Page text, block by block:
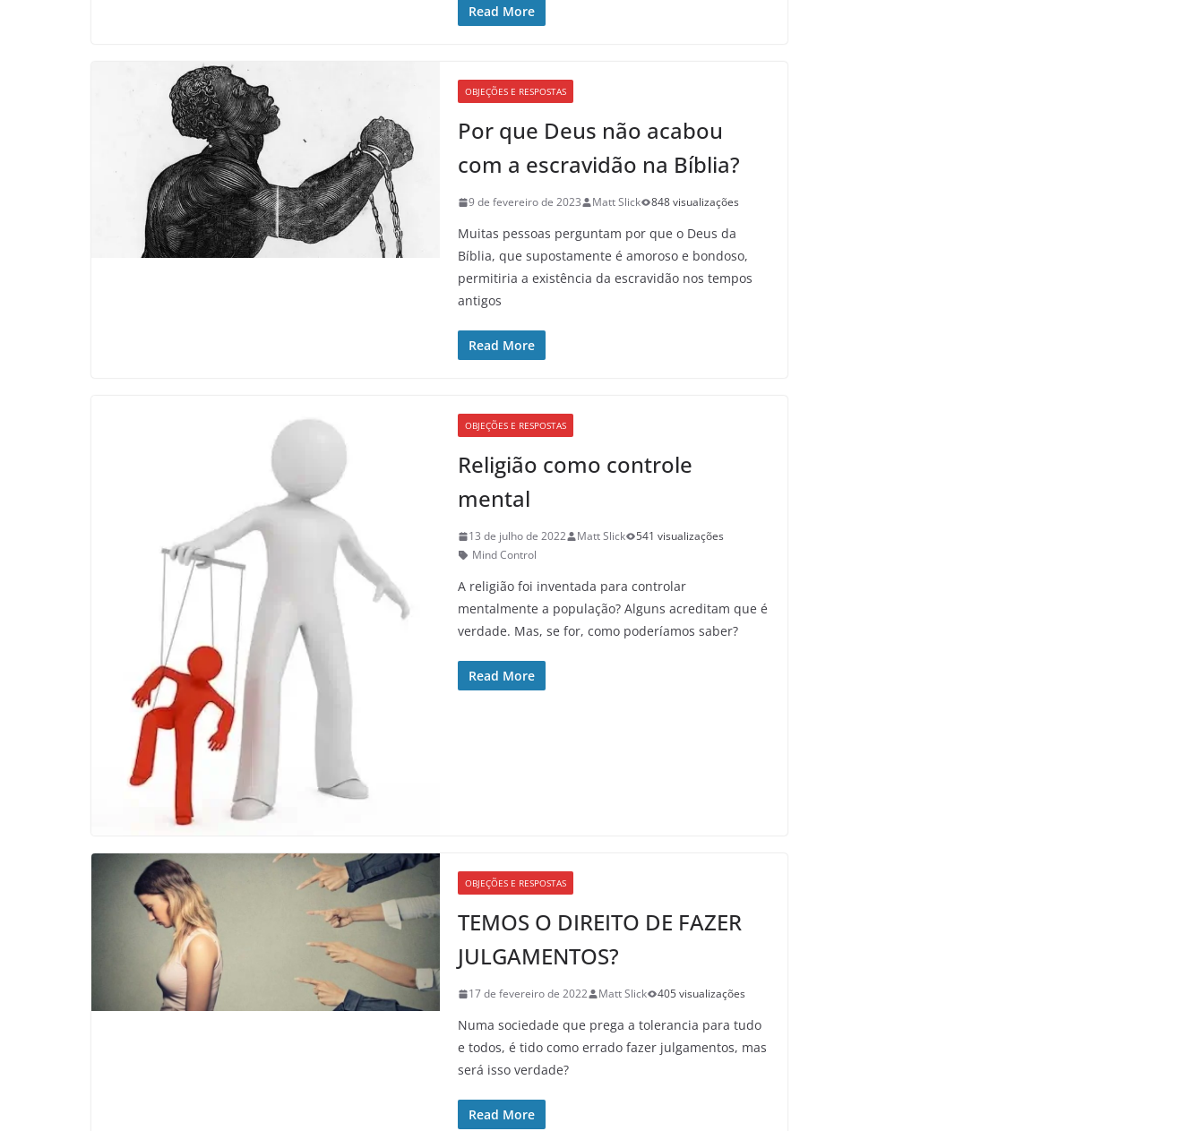
Read More
OBJEÇÕES E RESPOSTAS
Por que Deus não acabou
com a escravidão na Bíblia?
9 de fevereiro de 2023 Matt Slick 848 visualizações
Muitas pessoas perguntam por que o Deus da
Bíblia, que supostamente é amoroso e bondoso,
permitiria a existência da escravidão nos tempos
antigos
Read More
OBJEÇÕES E RESPOSTAS
Religião como controle
mental
13 de julho de 2022 Matt Slick
541 visualizações
Mind Control
A religião foi inventada para controlar
mentalmente a população? Alguns acreditam que é
verdade. Mas, se for, como poderíamos saber?
Read More
OBJEÇÕES E RESPOSTAS
TEMOS O DIREITO DE FAZER
JULGAMENTOS?
17 de fevereiro de 2022 Matt Slick 405 visualizações
Numa sociedade que prega a tolerancia para tudo
e todos, é tido como errado fazer julgamentos, mas
será isso verdade?
Read More